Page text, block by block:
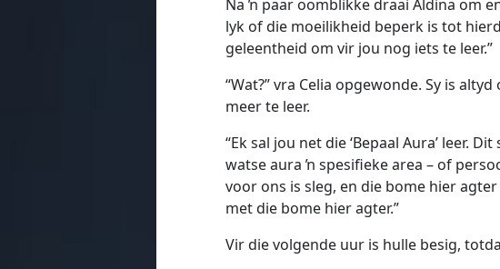
Na ŉ paar oomblikke draai Aldina om
lyk of die moeilikheid beperk is tot
geleentheid om vir jou nog iets te leer.”
“Wat?” vra Celia opgewonde. Sy is
meer te leer.
“Ek sal jou net die ‘Bepaal Aura’ leer.
watse aura ŉ spesifieke area – of
voor ons is sleg, en die bome hier
met die bome hier agter.”
Vir die volgende uur is hulle besig,